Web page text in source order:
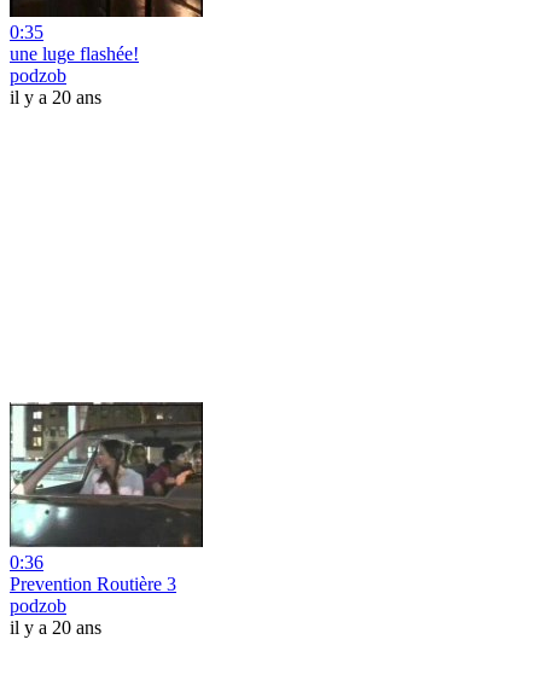
0:35
une luge flashée!
podzob
il y a 20 ans
0:36
Prevention Routière 3
podzob
il y a 20 ans